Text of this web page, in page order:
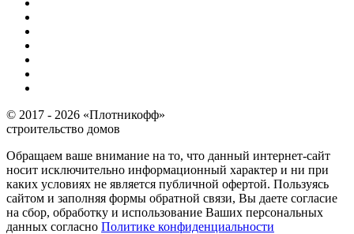
© 2017 - 2026 «Плотникофф»
строительство домов
Обращаем ваше внимание на то, что данный интернет-сайт
носит исключительно информационный характер и ни при
каких условиях не является публичной офертой. Пользуясь
сайтом и заполняя формы обратной связи, Вы даете согласие
на сбор, обработку и использование Ваших персональных
данных согласно Политике конфиденциальности